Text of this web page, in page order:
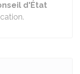
d'État